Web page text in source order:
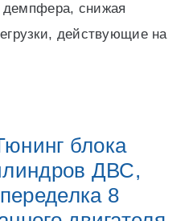
демпфера, снижая
действующие на
блока
ДВС,
переделка 8